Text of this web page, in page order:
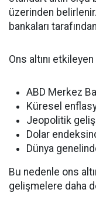
üzerinden
bankaları
Ons altını
ABD Merkez
Küresel
Jeopolitik
Dolar
Dünya
Bu nedenle ons
gelişmelere daha